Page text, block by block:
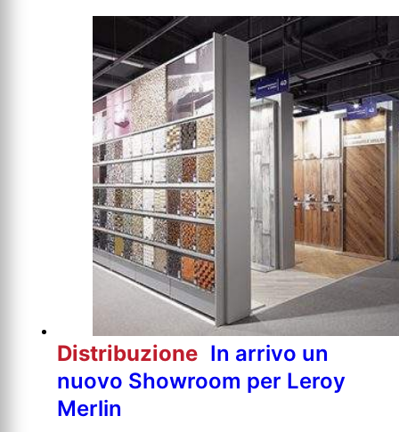
Distribuzione In arrivo un
nuovo Showroom per Leroy
Merlin